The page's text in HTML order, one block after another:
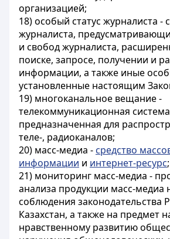
организацией;
18) особый статус журналиста -
журналиста,
и свобод журналиста,
поиске, запросе, получении и
информации, а также иные
установленные настоящим
19) многоканальное вещание -
телекоммуникационная
предназначенная для
теле-, радиоканалов;
20) масс-медиа - средство
информации и интернет-ресурс;
21) мониторинг масс-медиа -
анализа продукции масс-медиа
соблюдения законодательства
Казахстан, а также на предмет
нравственному развитию